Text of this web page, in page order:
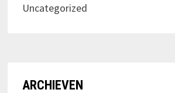
Uncategorized
ARCHIEVEN